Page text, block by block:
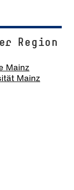
Region
Mainz
Mainz